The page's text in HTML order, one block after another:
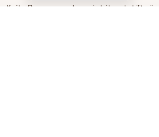
Koźlu. Pomagamy w leczeniu bólu, rehabilitacji